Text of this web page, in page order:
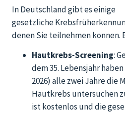
In Deutschland gibt es einige
gesetzliche
denen Sie teilnehmen können.
Hautkrebs-Screening:
dem 35. Lebensjahr
2026) alle zwei Jahre die
Hautkrebs untersuchen
ist kostenlos und die